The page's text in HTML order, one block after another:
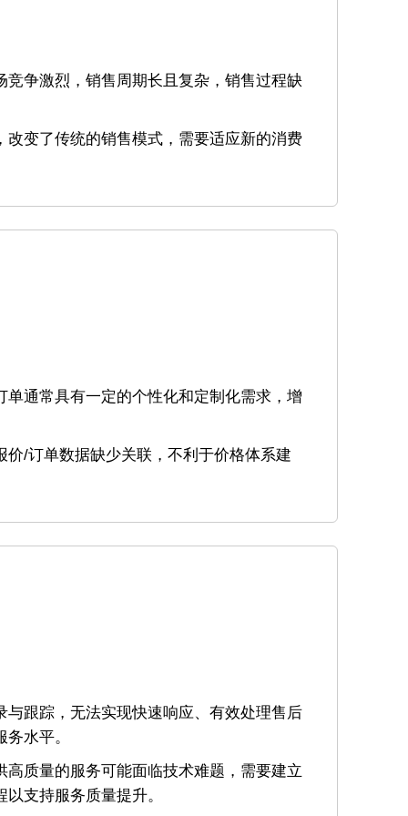
竞争激烈，销售周期长且复杂，销售过程缺
改变了传统的销售模式，需要适应新的消费
单通常具有一定的个性化和定制化需求，增
价/订单数据缺少关联，不利于价格体系建
与跟踪，无法实现快速响应、有效处理售后
水平。
高质量的服务可能面临技术难题，需要建立
支持服务质量提升。